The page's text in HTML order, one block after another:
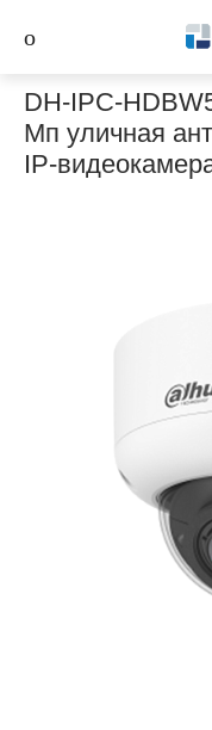
DH-IPC-
Мп уличная
IP-